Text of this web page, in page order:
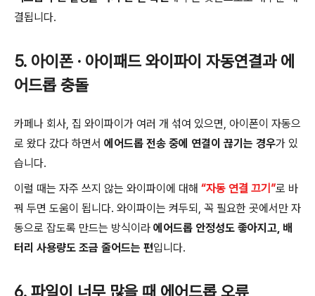
결됩니다.
5. 아이폰 · 아이패드 와이파이 자동연결과 에
어드롭 충돌
카페나 회사, 집 와이파이가 여러 개 섞여 있으면, 아이폰이 자동으
로 왔다 갔다 하면서 에어드롭 전송 중에 연결이 끊기는 경우가 있
습니다.
이럴 때는 자주 쓰지 않는 와이파이에 대해 “자동 연결 끄기”로 바
꿔 두면 도움이 됩니다. 와이파이는 켜두되, 꼭 필요한 곳에서만 자
동으로 잡도록 만드는 방식이라 에어드롭 안정성도 좋아지고, 배
터리 사용량도 조금 줄어드는 편입니다.
6. 파일이 너무 많을 때 에어드롭 오류